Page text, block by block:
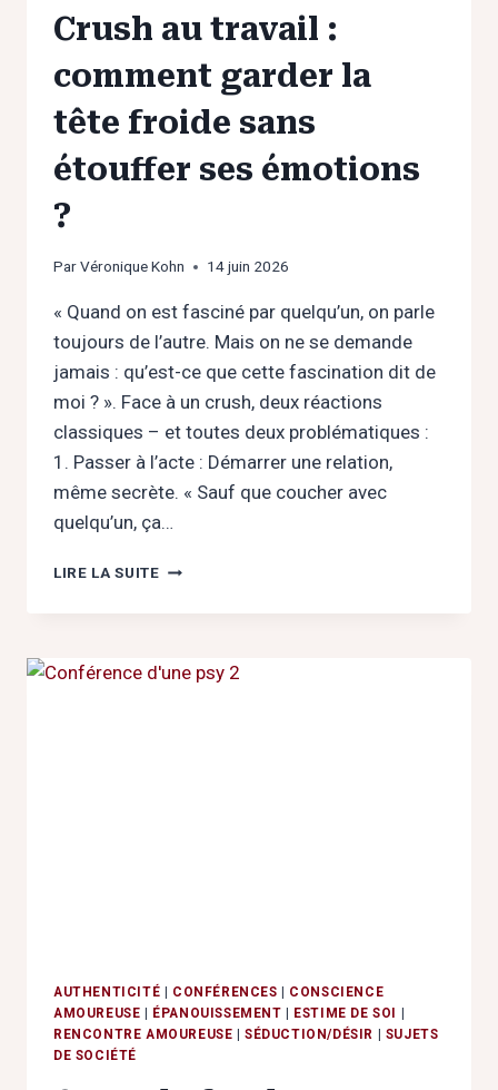
Crush au travail :
comment garder la
tête froide sans
étouffer ses émotions
?
ParVéronique Kohn 14 juin 2026
« Quand on est fasciné par quelqu’un, on parle
toujours de l’autre. Mais on ne se demande
jamais : qu’est-ce que cette fascination dit de
moi ? ». Face à un crush, deux réactions
classiques – et toutes deux problématiques :
1. Passer à l’acte : Démarrer une relation,
même secrète. « Sauf que coucher avec
quelqu’un, ça…
LIRE LA SUITECRUSH
GARDER
AUTHENTICITÉ CONFÉRENCES
CONSCIENCE
AMOUREUSE
ÉPANOUISSEMENT ESTIME DE SOI
RENCONTRE AMOUREUSE |SÉDUCTION/DÉSIR
SUJETS
DE SOCIÉTÉ